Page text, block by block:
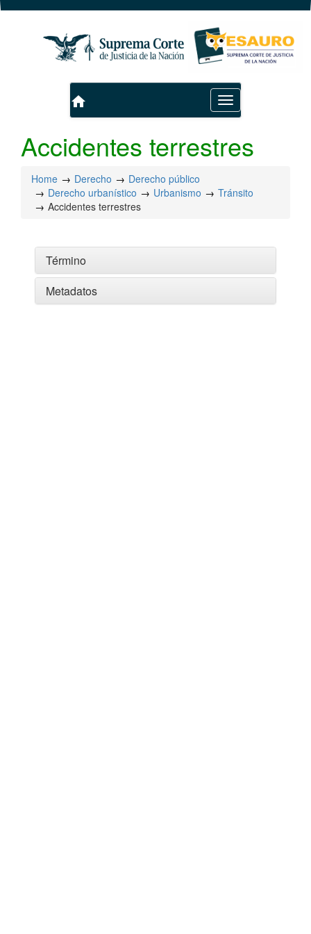
Toggle
navigation
home
Accidentes terrestres
Home Derecho
Derecho público
Derecho urbanístico
Urbanismo
Tránsito
Accidentes terrestres
Término
Metadatos